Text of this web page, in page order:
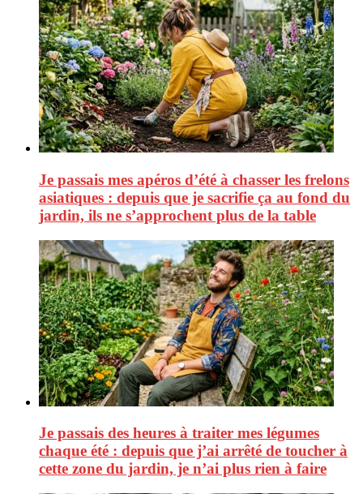
Je passais mes apéros d’été à chasser les frelons
asiatiques : depuis que je sacrifie ça au fond du
jardin, ils ne s’approchent plus de la table
Je passais des heures à traiter mes légumes
chaque été : depuis que j’ai arrêté de toucher à
cette zone du jardin, je n’ai plus rien à faire